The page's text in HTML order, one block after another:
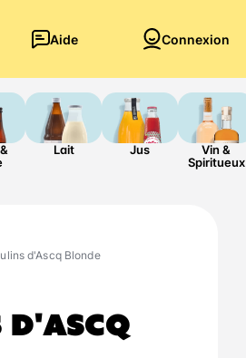
Aide Connexion
Lait Jus
Vin &
Spiritueux
d'Ascq Blonde